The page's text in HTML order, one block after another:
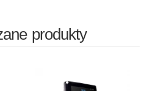
produkty